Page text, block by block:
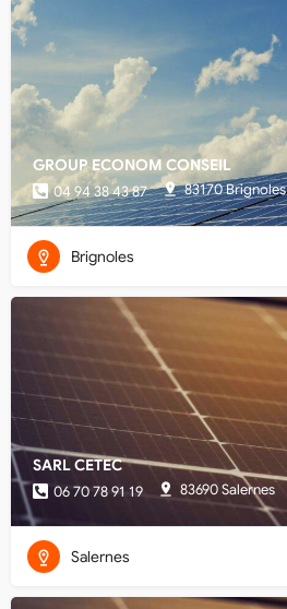
GROUP ECONOM CONSEIL
04 94 38 43 87 83170 Brignoles
Brignoles
SARL CETEC
06 70 78 91 19 83690 Salernes
Salernes